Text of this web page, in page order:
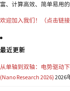
富、计算高效、简单易用
欢迎加入我们！（点击链接
最近更新
从单轴到双轴：电势驱动
(Nano Research 2026) 2026